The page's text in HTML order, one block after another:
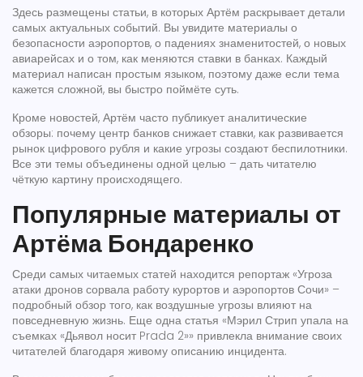
Здесь размещены статьи, в которых Артём раскрывает детали
самых актуальных событий. Вы увидите материалы о
безопасности аэропортов, о падениях знаменитостей, о новых
авиарейсах и о том, как меняются ставки в банках. Каждый
материал написан простым языком, поэтому даже если тема
кажется сложной, вы быстро поймёте суть.
Кроме новостей, Артём часто публикует аналитические
обзоры: почему центр банков снижает ставки, как развивается
рынок цифрового рубля и какие угрозы создают беспилотники.
Все эти темы объединены одной целью – дать читателю
чёткую картину происходящего.
Популярные материалы от
Артёма Бондаренко
Среди самых читаемых статей находится репортаж «Угроза
атаки дронов сорвала работу курортов и аэропортов Сочи» –
подробный обзор того, как воздушные угрозы влияют на
повседневную жизнь. Еще одна статья «Мэрил Стрип упала на
съемках «Дьявол носит Prada 2»» привлекла внимание своих
читателей благодаря живому описанию инцидента.